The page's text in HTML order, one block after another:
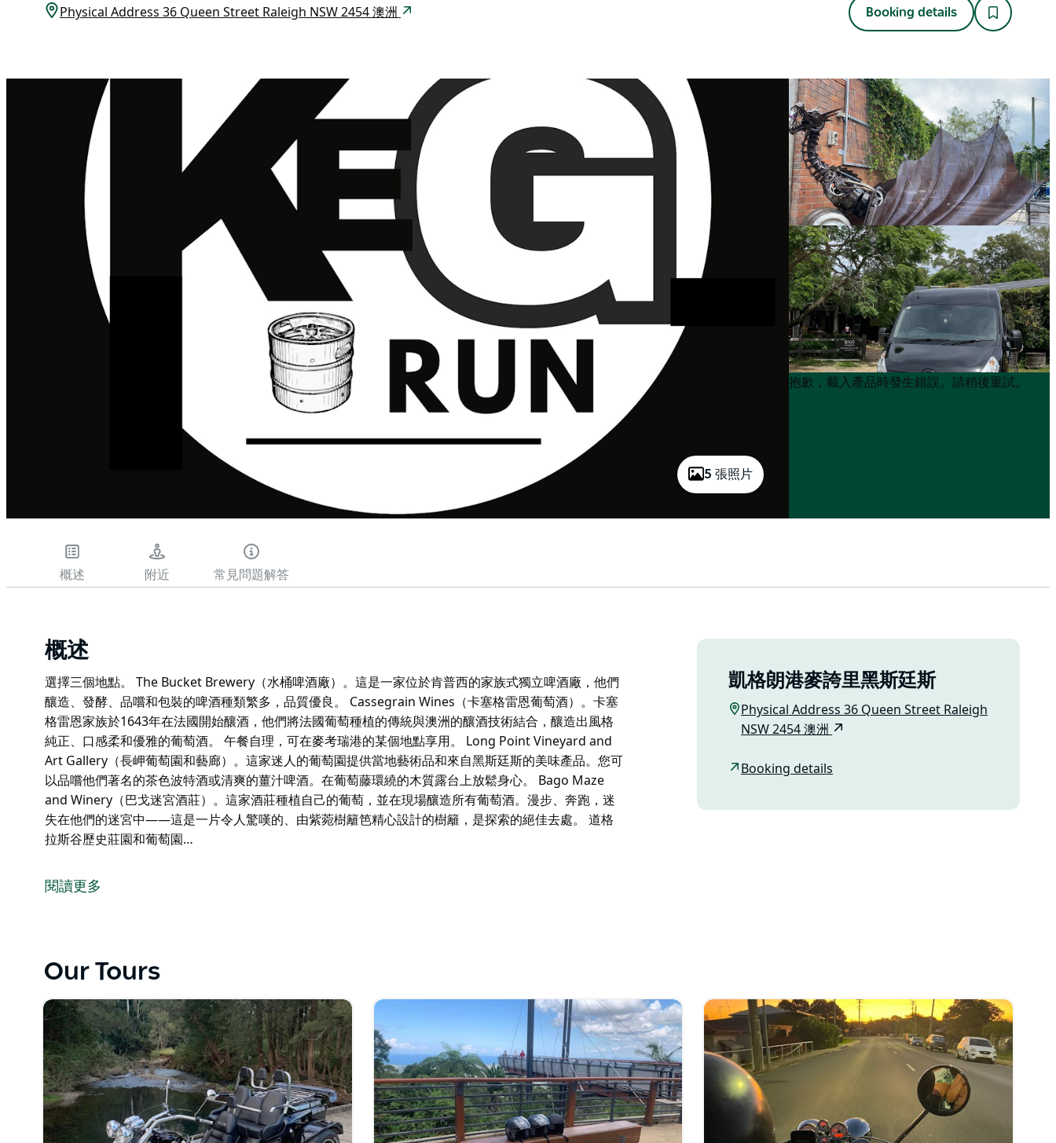
Physical Address 36 Queen Street Raleigh NSW 2454 澳洲 Booking details
5 張照片
Product
Product
抱歉，載入產品時發生錯誤。請稍後重試。
概述 附近 常見問題解答
概述
選擇三個地點。 The Bucket Brewery（水桶啤酒廠）。這是一家位於肯普西的家族式獨立啤酒廠，他們
釀造、發酵、品嚐和包裝的啤酒種類繁多，品質優良。 Cassegrain Wines（卡塞格雷恩葡萄酒）。卡塞
格雷恩家族於1643年在法國開始釀酒，他們將法國葡萄種植的傳統與澳洲的釀酒技術結合，釀造出風格
純正、口感柔和優雅的葡萄酒。 午餐自理，可在麥考瑞港的某個地點享用。 Long Point Vineyard and
Art Gallery（長岬葡萄園和藝廊）。這家迷人的葡萄園提供當地藝術品和來自黑斯廷斯的美味產品。您可
以品嚐他們著名的茶色波特酒或清爽的薑汁啤酒。在葡萄藤環繞的木質露台上放鬆身心。 Bago Maze
and Winery（巴戈迷宮酒莊）。這家酒莊種植自己的葡萄，並在現場釀造所有葡萄酒。漫步、奔跑，迷
失在他們的迷宮中——這是一片令人驚嘆的、由紫菀樹籬笆精心設計的樹籬，是探索的絕佳去處。 道格
拉斯谷歷史莊園和葡萄園…
The Bucket Brewery（水桶啤酒廠）。這是一家位於肯普西的家族式獨立啤酒廠，他們釀造、發酵、品
午餐自理，可在麥考瑞港的某個地點享用。
Long Point Vineyard and Art Gallery（長岬葡萄園和藝廊）。這家迷人的葡萄園提供當地藝術品和來自
黑斯廷斯的美味產品。您可以品嚐他們著名的茶色波特酒或清爽的薑汁啤酒。在葡萄藤環繞的木質露台上
放鬆身心。
Bago Maze and Winery（巴戈迷宮酒莊）。這家酒莊種植自己的葡萄，並在現場釀造所有葡萄酒。漫
步、奔跑，迷失在他們的迷宮中——這是一片令人驚嘆的、由紫菀樹籬笆精心設計的樹籬，是探索的絕佳
去處。
閱讀更多
凱格朗港麥誇里黑斯廷斯
Physical Address 36 Queen Street Raleigh
NSW 2454 澳洲
Booking details
Our Tours